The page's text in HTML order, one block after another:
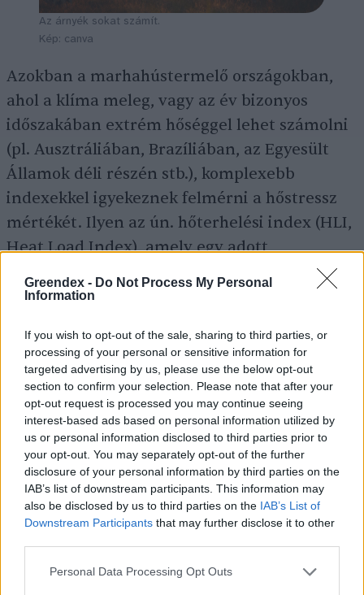
Greendex - Do Not Process My Personal
Information
If you wish to opt-out of the sale, sharing to third parties, or
processing of your personal or sensitive information for
targeted advertising by us, please use the below opt-out
section to confirm your selection. Please note that after your
opt-out request is processed you may continue seeing
interest-based ads based on personal information utilized by
us or personal information disclosed to third parties prior to
your opt-out. You may separately opt-out of the further
disclosure of your personal information by third parties on the
IAB’s list of downstream participants. This information may
also be disclosed by us to third parties on the IAB’s List of
Downstream Participants that may further disclose it to other
Personal Data Processing Opt Outs
Az árnyék sokat számít.
Kép: canva
Azokban a marhahústermelő országokban,
ahol a klíma meleg, vagy az év bizonyos
időszakában extrém hőséggel lehet számolni
(pl. Ausztráliában, Brazíliában, az Egyesült
Államok déli részén stb.), komplexebb
indexekkel igyekeznek felmérni a hőstressz
mértékét. Ilyen az ún. hőterhelési index (HLI,
Heat Load Index), amely egy adott
időpontban a napsugárzás, a szélsebesség, az
állatok színe, a hővisszaverő képesség és a
számol, ezért sokkal pontosabb becslést ad. A
tartós hőterhelés mérésére az ún. AHLU-t
(Accumulated Heat Load Units), vagyis az
akkumulált hőterhelési egységet
alkalmazzák, amely azt mutatja meg,
hogy egy adott időszakban milyen mértékű és
mennyi ideig tartó hőterhelés érte az állatot,
ami objektív mérőszámnak tekinthető a
illetően.